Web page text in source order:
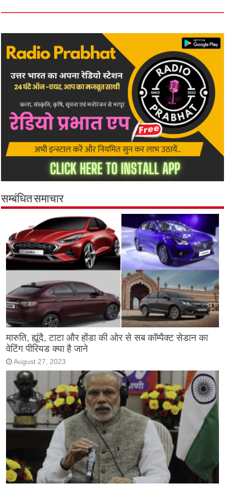
सम्बंधित समाचार
मारुति, ह्यूंदै, टाटा और होंडा की ओर से सब कॉम्पैक्ट सेडान का
वेटिंग पीरियड क्या है जाने
August 27, 2023